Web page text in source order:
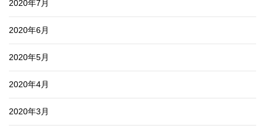
2020年7月
2020年6月
2020年5月
2020年4月
2020年3月